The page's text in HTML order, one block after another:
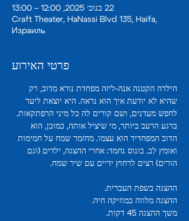
22 בנוב׳ 2025, 12:00 – 13:00
Craft Theater, HaNassi Blvd 135, Haifa,
Израиль
פרטי האירוע
הילדה הקטנה אנה-ליזה מפחדת נורא מדוב, רק
שהיא לא יודעת איך הוא נראה. היא יוצאת ליער
לחפש מעדנים, ושם קורים לה כל מיני הרפתקאות.
ברגע הרעב ביותר, מי שיציל אותה, כמובן, הוא
הדוב המפחדיד הוא עצמו. מחזמר שמח על חמימות
ואומץ לב. בונוס נחמד: אחרי ההצגה, ילדים (וגם
הורים) רצים לרחוץ ידיים עם שיר שמח.
ההצגה בשפת העברית.
ההצגה מלווה במוזיקה חיה.
משך ההצגה 45 דקות.